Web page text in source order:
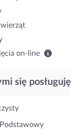
on-line
się posługuję